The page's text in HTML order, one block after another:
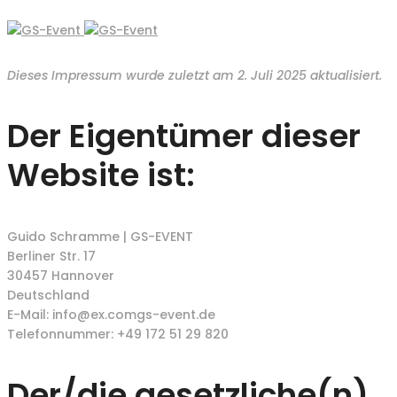
Dieses Impressum wurde zuletzt am 2. Juli 2025 aktualisiert.
Der Eigentümer dieser
Website ist:
Guido Schramme | GS-EVENT
Berliner Str. 17
30457 Hannover
Deutschland
E-Mail: info@ex.comgs-event.de
Telefonnummer: +49 172 51 29 820